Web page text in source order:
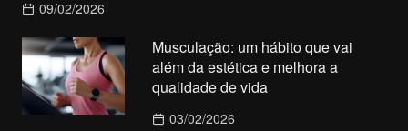
09/02/2026
Musculação: um hábito que vai
além da estética e melhora a
qualidade de vida
03/02/2026